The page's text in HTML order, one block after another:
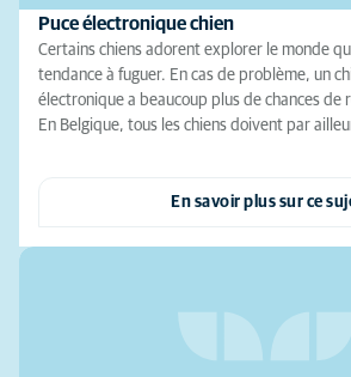
Puce électronique chien
Certains chiens adorent explorer le monde
tendance à fuguer. En cas de problème, un
électronique a beaucoup plus de chances de
En Belgique, tous les chiens doivent par
En savoir plus sur ce